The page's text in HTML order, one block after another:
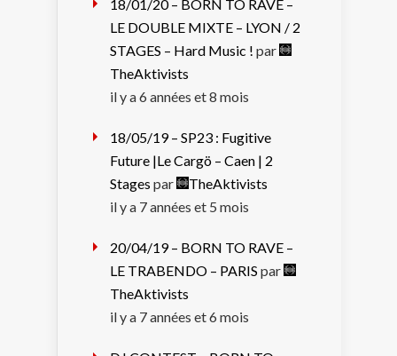
18/01/20 – BORN TO RAVE –
LE DOUBLE MIXTE – LYON / 2
STAGES – Hard Music ! par
TheAktivists
il y a 6 années et 8 mois
18/05/19 – SP23 : Fugitive
Future |Le Cargö – Caen | 2
Stages par
TheAktivists
il y a 7 années et 5 mois
20/04/19 – BORN TO RAVE –
LE TRABENDO – PARIS par
TheAktivists
il y a 7 années et 6 mois